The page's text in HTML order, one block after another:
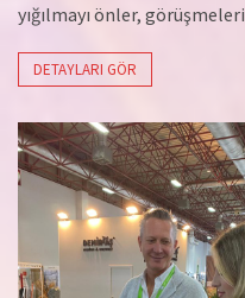
yığılmayı önler, görüşmeleri
DETAYLARI GÖR